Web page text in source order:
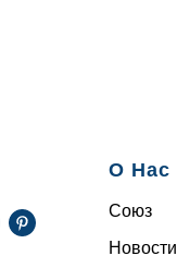
О Нас
Союз
Новости